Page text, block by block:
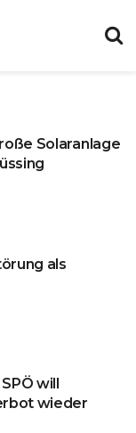
Solaranlage
als
will
wieder